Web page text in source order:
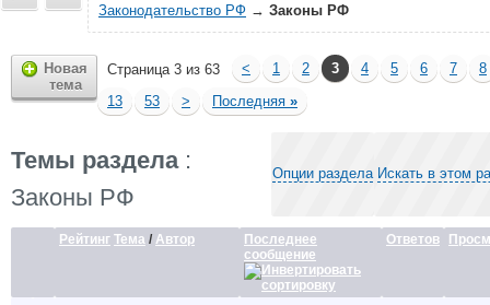
Законодательство РФ → Законы РФ
Новая
тема
Страница 3 из 63 < 1 2 3 4 5 6 7
8
13
53 > Последняя »
Темы раздела:
Законы РФ
Опции раздела Искать в этом
Рейтинг Тема / Автор
Последнее
сообщение
Ответов